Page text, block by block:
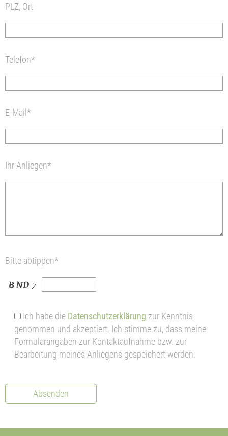
PLZ, Ort
Telefon*
E-Mail*
Ihr Anliegen*
Bitte abtippen*
Ich habe die Datenschutzerklärung zur Kenntnis
genommen und akzeptiert. Ich stimme zu, dass meine
Formularangaben zur Kontaktaufnahme bzw. zur
Bearbeitung meines Anliegens gespeichert werden.